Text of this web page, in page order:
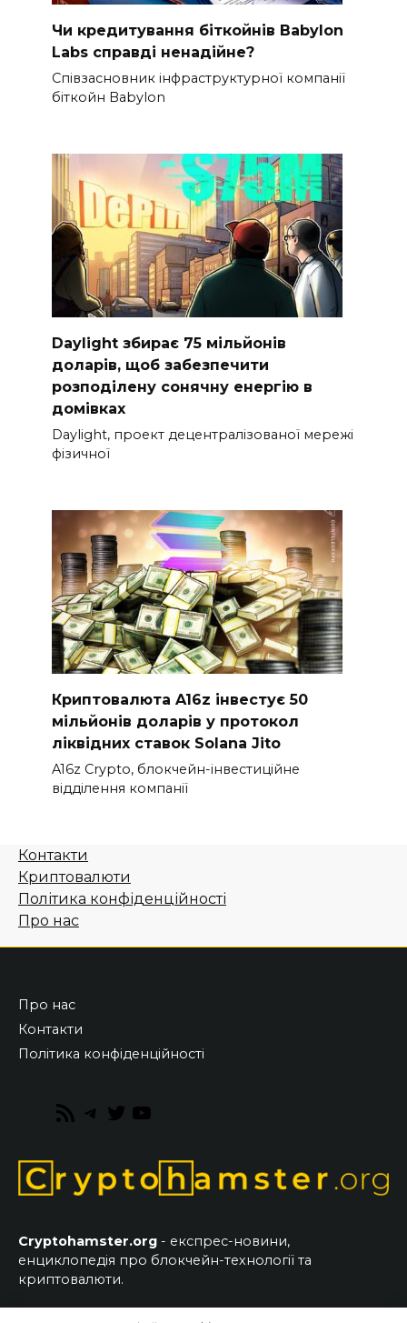
Чи кредитування біткойнів Babylon
Labs справді ненадійне?
Співзасновник інфраструктурної компанії
біткойн Babylon
Daylight збирає 75 мільйонів
доларів, щоб забезпечити
розподілену сонячну енергію в
домівках
Daylight, проект децентралізованої мережі
фізичної
Криптовалюта A16z інвестує 50
мільйонів доларів у протокол
ліквідних ставок Solana Jito
A16z Crypto, блокчейн-інвестиційне
відділення компанії
Контакти
Криптовалюти
Політика конфіденційності
Про нас
Про нас
Контакти
Політика конфіденційності
RSS
Telegram
Twitter
Cryptohamster.org - експрес-новини,
енциклопедія про блокчейн-технології та
криптовалюти.